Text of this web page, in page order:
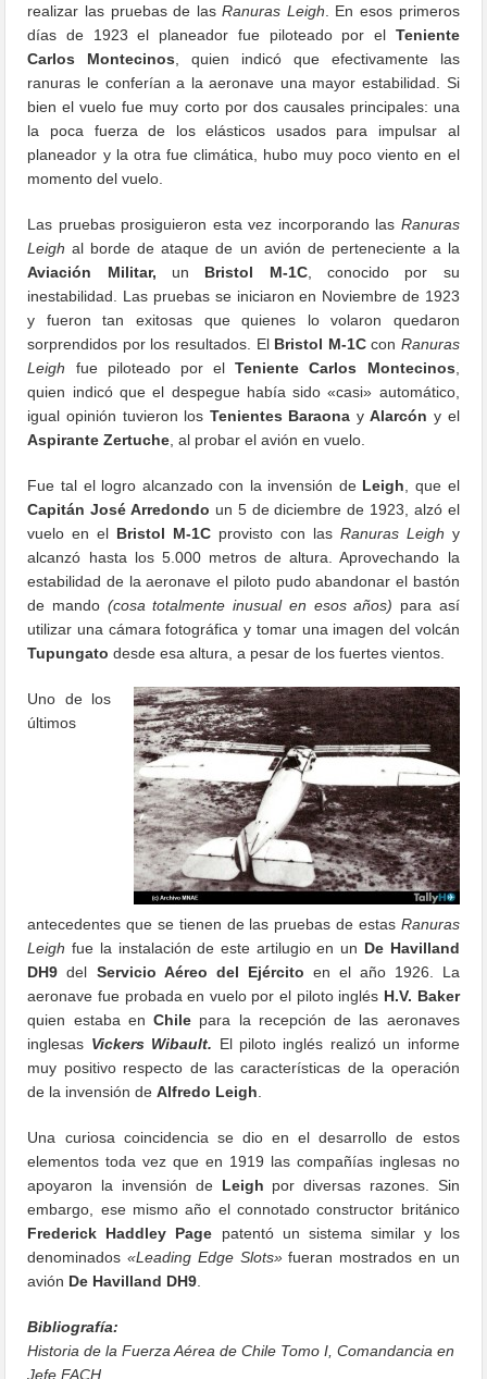
realizar las pruebas de lasRanuras Leigh . En esos primeros
días de 1923 el planeador fue piloteado por el Teniente
Carlos Montecinos , quien indicó que efectivamente las
ranuras le conferían a la aeronave una mayor estabilidad. Si
bien el vuelo fue muy corto por dos causales principales: una
la poca fuerza de los elásticos usados para impulsar al
planeador y la otra fue climática, hubo muy poco viento en el
momento del vuelo.
Las pruebas prosiguieron esta vez incorporando las Ranuras
Leigh al borde de ataque de un avión de perteneciente a la
Aviación Militar, un Bristol M-1C, conocido por su
inestabilidad. Las pruebas se iniciaron en Noviembre de 1923
y fueron tan exitosas que quienes lo volaron quedaron
sorprendidos por los resultados. El Bristol M-1Ccon Ranuras
Leigh fue piloteado por elTeniente Carlos Montecinos
quien indicó que el despegue había sido «casi» automático,
igual opinión tuvieron los Tenientes Baraona yAlarcón y el
Aspirante Zertuche , al probar el avión en vuelo.
Fue tal el logro alcanzado con la invensión de Leigh , que el
Capitán José Arredondo un 5 de diciembre de 1923, alzó el
vuelo en el Bristol M-1C provisto con las Ranuras Leigh y
alcanzó hasta los 5.000 metros de altura. Aprovechando la
estabilidad de la aeronave el piloto pudo abandonar el bastón
de mando (cosa totalmente inusual en esos años) para así
utilizar una cámara fotográfica y tomar una imagen del volcán
Tupungato desde esa altura, a pesar de los fuertes vientos.
Uno de los
últimos
antecedentes que se tienen de las pruebas de estas Ranuras
Leigh fue la instalación de este artilugio en un De Havilland
DH9 del Servicio Aéreo del Ejército en el año 1926. La
aeronave fue probada en vuelo por el piloto inglés H.V. Baker
quien estaba enChile para la recepción de las aeronaves
inglesas Vickers Wibault. El piloto inglés realizó un informe
muy positivo respecto de las características de la operación
de la invensión deAlfredo Leigh
Una curiosa coincidencia se dio en el desarrollo de estos
elementos toda vez que en 1919 las compañías inglesas no
apoyaron la invensión de Leigh por diversas razones. Sin
embargo, ese mismo año el connotado constructor británico
Frederick Haddley Page patentó un sistema similar y los
denominados«Leading Edge Slots»fueran mostrados en un
avión De Havilland DH9
Bibliografía:
Historia de la Fuerza Aérea de Chile Tomo I, Comandancia en
Jefe FACH